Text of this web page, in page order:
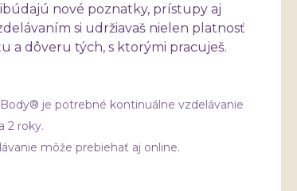
nové poznatky, prístupy aj
si udržiavaš nielen platnosť
a dôveru tých, s ktorými pracuješ.
je potrebné kontinuálne vzdelávanie
2 roky.
môže prebiehať aj online.